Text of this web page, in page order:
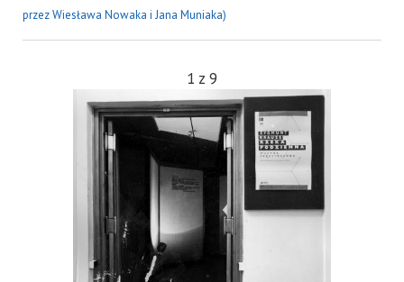
przez Wiesława Nowaka i Jana Muniaka)
1 z 9